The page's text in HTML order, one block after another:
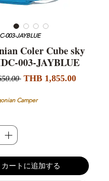
003-JAYBLUE
Coler Cube sky
003-JAYBLUE
通
価
THB 1,855.00セ
Camper
カートに追加する